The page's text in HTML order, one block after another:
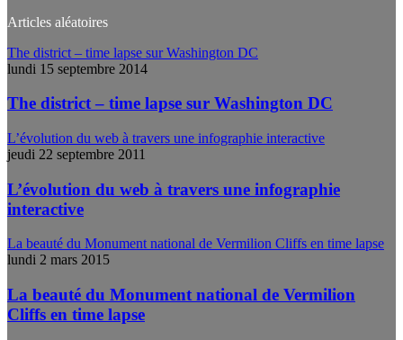
Articles aléatoires
The district – time lapse sur Washington DC
lundi 15 septembre 2014
The district – time lapse sur Washington DC
L’évolution du web à travers une infographie interactive
jeudi 22 septembre 2011
L’évolution du web à travers une infographie
interactive
La beauté du Monument national de Vermilion Cliffs en time lapse
lundi 2 mars 2015
La beauté du Monument national de Vermilion
Cliffs en time lapse